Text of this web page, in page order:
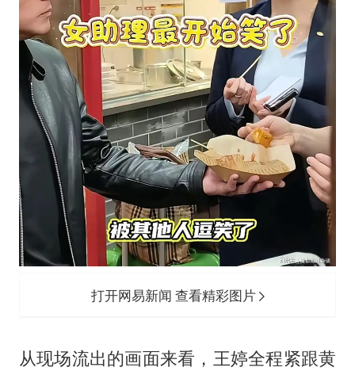
打开网易新闻 查看精彩图片
从现场流出的画面来看，王婷全程紧跟黄